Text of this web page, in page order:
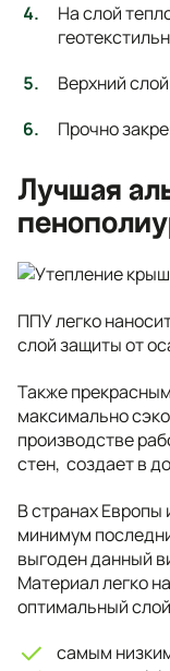
На слой
Верхний
Прочно
Лучшая
ППУ легко
слой защиты от
Также
максимально
производстве
стен, создает в
В странах
минимум
выгоден данный
Материал легко
оптимальный
самым